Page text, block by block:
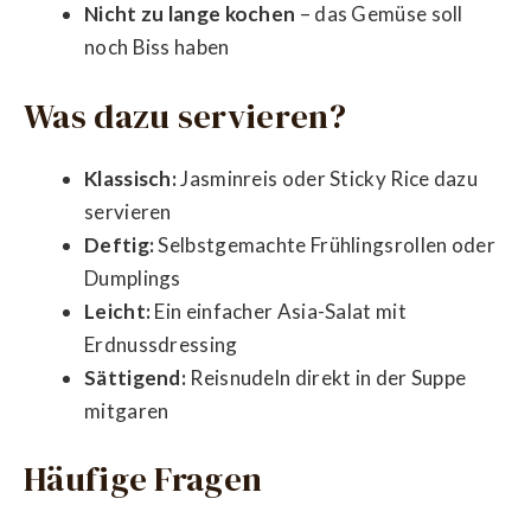
Nicht zu lange kochen – das Gemüse soll
noch Biss haben
Was dazu servieren?
Klassisch:Jasminreis oder Sticky Rice dazu
servieren
Deftig:Selbstgemachte Frühlingsrollen oder
Dumplings
Leicht:Ein einfacher Asia-Salat mit
Erdnussdressing
Sättigend: Reisnudeln direkt in der Suppe
mitgaren
Häufige Fragen